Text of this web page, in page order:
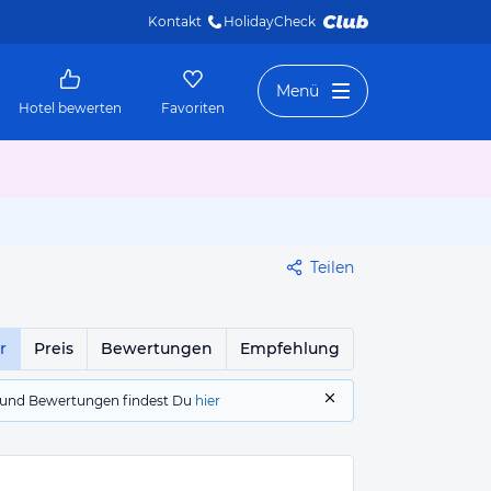
Kontakt HolidayCheck
Hotel bewerten Favoriten
Menü
Teilen
Preis Bewertungen Empfehlung
Bewertungen findest Du hier